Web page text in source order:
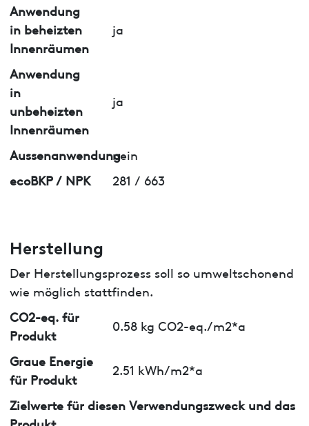
Anwendung
in beheizten
Innenräumen
ja
Anwendung
in
unbeheizten
Innenräumen
ja
Aussenanwendungnein
ecoBKP / NPK
281 / 663
Herstellung
Der Herstellungsprozess soll so umweltschonend
wie möglich stattfinden.
CO2-eq. für
Produkt
0.58 kg CO2-eq./m2*a
Graue Energie
für Produkt
2.51 kWh/m2*a
Zielwerte für diesen Verwendungszweck und das